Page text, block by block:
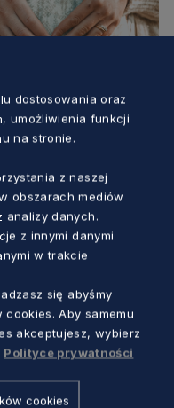
lub
8 miesięcy temu
dostosowania oraz
umożliwienia funkcji
na stronie.
z naszej
obszarach mediów
analizy danych.
z innymi danymi
w trakcie
się abyśmy
Aby samemu
akceptujesz, wybierz
Polityce prywatności
cookies